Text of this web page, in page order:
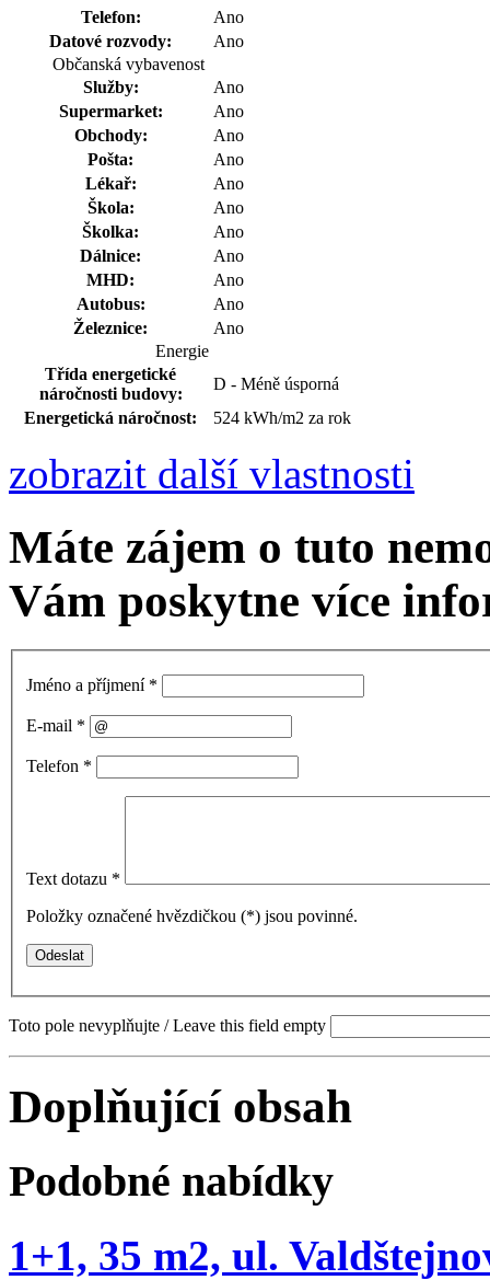
Telefon:
Ano
Datové rozvody:
Ano
Občanská vybavenost
Služby:
Ano
Supermarket:
Ano
Obchody:
Ano
Pošta:
Ano
Lékař:
Ano
Škola:
Ano
Školka:
Ano
Dálnice:
Ano
MHD:
Ano
Autobus:
Ano
Železnice:
Ano
Energie
Třída energetické
náročnosti budovy:
D - Méně úsporná
Energetická náročnost:
524 kWh/m2 za rok
zobrazit další vlastnosti
Máte zájem o tuto
Vám poskytne více
Jméno a příjmení *
E-mail *
Telefon *
Text dotazu *
Položky označené hvězdičkou (*) jsou povinné.
Toto pole nevyplňujte / Leave this field empty
Doplňující obsah
Podobné nabídky
1+1, 35 m2, ul.